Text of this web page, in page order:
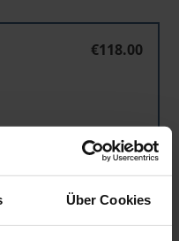
Über Cookies
€118.00